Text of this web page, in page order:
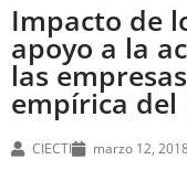
Impacto de
apoyo a la
las
empírica del
CIECTI marzo 12,